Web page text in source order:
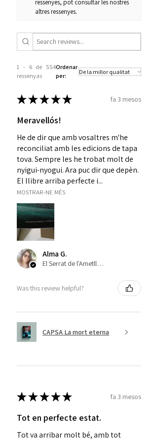
ressenyes, pot consultar les nostres
altres ressenyes.
1 - 6 de 554
ressenyas
Ordenar
per:
★★★★★ fa 3 mesos
Meravellós!
He de dir que amb vosaltres m'he
reconciliat amb les edicions de tapa
tova. Sempre les he trobat molt de
nyigui-nyogui. Ara puc dir que depèn.
El llibre arriba perfecte i...
MOSTRAR-NE MÉS
Alma G.
El Serrat de l'Ametlla, ES-CT
Was this review helpful?
CAPSA La mort eterna
★★★★★ fa 3 mesos
Tot en perfecte estat.
Tot va arribar molt bé, amb tot